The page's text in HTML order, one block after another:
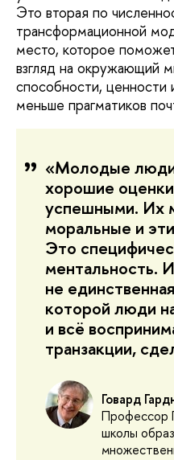
Это вторая по
трансформационной
место, которое
взгляд на окружающий
способности,
меньше прагматиков
«Молодые люди
хорошие
успешными. Их
моральные и
Это
ментальность.
не
которой люди
и всё
транзакции,
Говард
Профессор
школы